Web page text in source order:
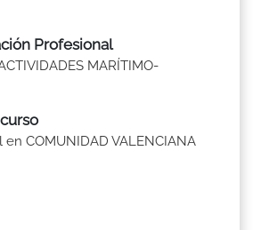
Profesional
MARÍTIMO-
en COMUNIDAD VALENCIANA